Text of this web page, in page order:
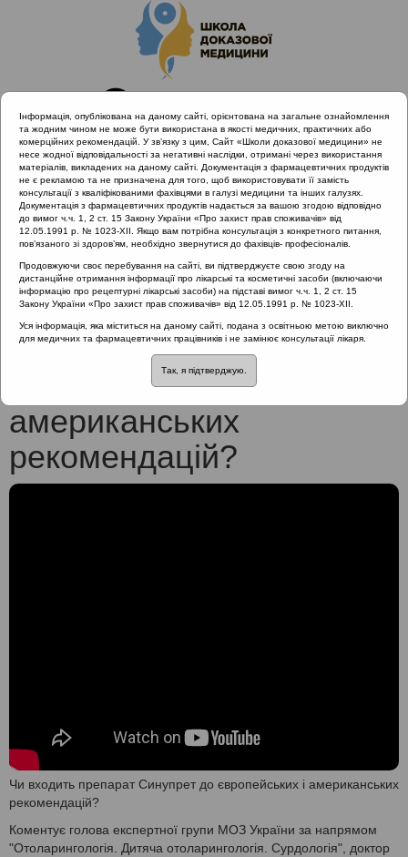
Головна Проведені заходи
Ви питаєте - ми відповідаємо
Чи входить препарат Синупрет до європейських і
американських рекомендацій?
Чи входить препарат
Синупрет до
європейських і
американських
рекомендацій?
Чи входить препарат Синупрет до європейських і американських
рекомендацій?
Коментує голова експертної групи МОЗ України за напрямом
"Отоларингологія. Дитяча отоларингологія. Сурдологія", доктор
Інформація, опублікована на даному сайті, орієнтована на загальне ознайомлення
та жодним чином не може бути використана в якості медичних, практичних або
комерційних рекомендацій. У зв’язку з цим, Сайт «Школи доказової медицини» не
несе жодної відповідальності за негативні наслідки, отримані через використання
матеріалів, викладених на даному сайті. Документація з фармацевтичних продуктів
не є рекламою та не призначена для того, щоб використовувати її замість
консультації з кваліфікованими фахівцями в галузі медицини та інших галузях.
Документація з фармацевтичних продуктів надається за вашою згодою відповідно
до вимог ч.ч. 1, 2 ст. 15 Закону України «Про захист прав споживачів» від
12.05.1991 р. № 1023-XII. Якщо вам потрібна консультація з конкретного питання,
пов’язаного зі здоров’ям, необхідно звернутися до фахівців- професіоналів.
Продовжуючи своє перебування на сайті, ви підтверджуєте свою згоду на
дистанційне отримання інформації про лікарські та косметичні засоби (включаючи
інформацію про рецептурні лікарські засоби) на підставі вимог ч.ч. 1, 2 ст. 15
Закону України «Про захист прав споживачів» від 12.05.1991 р. № 1023-XII.
Уся інформація, яка міститься на даному сайті, подана з освітньою метою виключно
для медичних та фармацевтичних працівників і не замінює консультації лікаря.
Так, я підтверджую.